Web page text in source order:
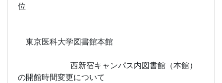
位
東京医科大学図書館本館
西新宿キャンパス内図書館（本館）
の開館時間変更について